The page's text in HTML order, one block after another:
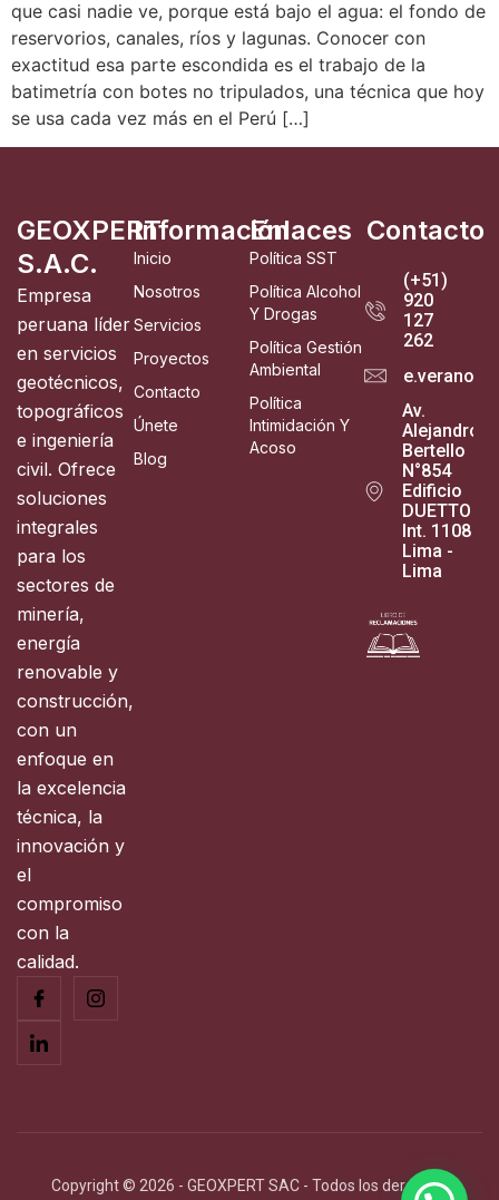
que casi nadie ve, porque está bajo el agua: el fondo de
reservorios, canales, ríos y lagunas. Conocer con
exactitud esa parte escondida es el trabajo de la
batimetría con botes no tripulados, una técnica que hoy
se usa cada vez más en el Perú […]
GEOXPERT
S.A.C.
Empresa
peruana líder
en servicios
geotécnicos,
topográficos
e ingeniería
civil. Ofrece
soluciones
integrales
para los
sectores de
minería,
energía
renovable y
construcción,
con un
enfoque en
la excelencia
técnica, la
innovación y
el
compromiso
con la
calidad.
Información
Inicio
Nosotros
Servicios
Proyectos
Contacto
Únete
Blog
Enlaces
Política SST
Política Alcohol
Y Drogas
Política Gestión
Ambiental
Política
Intimidación Y
Acoso
Contacto
(+51)
920
127
262
Av.
Alejandro
Bertello
N°854
Edificio
DUETTO
Int. 1108
Lima -
Lima
Copyright © 2026 - GEOXPERT SAC - Todos los derechos